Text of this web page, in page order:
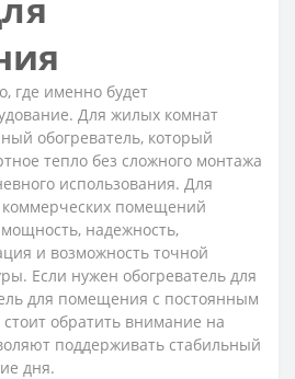
где именно будет
Для жилых комнат
обогреватель, который
тепло без сложного монтажа
использования. Для
коммерческих помещений
надежность,
и возможность точной
Если нужен обогреватель для
для помещения с постоянным
обратить внимание на
поддерживать стабильный
дня.